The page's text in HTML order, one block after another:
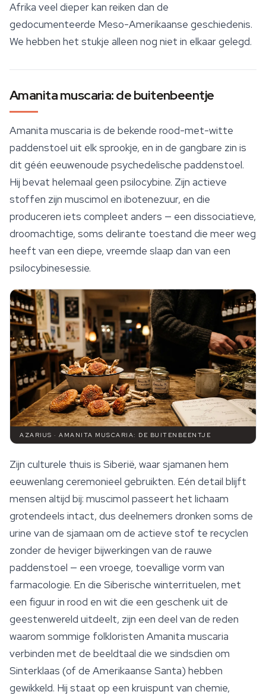
Afrika veel dieper kan reiken dan de
gedocumenteerde Meso-Amerikaanse geschiedenis.
We hebben het stukje alleen nog niet in elkaar gelegd.
Amanita muscaria: de buitenbeentje
Amanita muscaria is de bekende rood-met-witte
paddenstoel uit elk sprookje, en in de gangbare zin is
dit géén eeuwenoude psychedelische paddenstoel.
Hij bevat helemaal geen psilocybine. Zijn actieve
stoffen zijn muscimol en ibotenezuur, en die
produceren iets compleet anders — een dissociatieve,
droomachtige, soms delirante toestand die meer weg
heeft van een diepe, vreemde slaap dan van een
psilocybinesessie.
AZARIUS · AMANITA MUSCARIA: DE BUITENBEENTJE
Zijn culturele thuis is Siberië, waar sjamanen hem
eeuwenlang ceremonieel gebruikten. Eén detail blijft
mensen altijd bij: muscimol passeert het lichaam
grotendeels intact, dus deelnemers dronken soms de
urine van de sjamaan om de actieve stof te recyclen
zonder de heviger bijwerkingen van de rauwe
paddenstoel — een vroege, toevallige vorm van
farmacologie. En die Siberische winterrituelen, met
een figuur in rood en wit die een geschenk uit de
geestenwereld uitdeelt, zijn een deel van de reden
waarom sommige folkloristen Amanita muscaria
verbinden met de beeldtaal die we sindsdien om
Sinterklaas (of de Amerikaanse Santa) hebben
gewikkeld. Hij staat op een kruispunt van chemie,